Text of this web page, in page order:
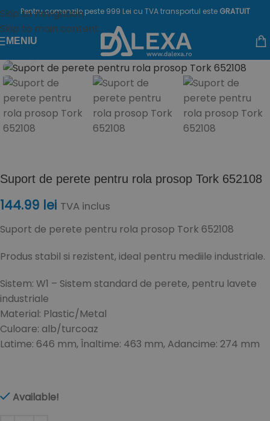
Skip to navigation
Skip to main content
Pentru comenzile peste 999 Lei cu TVA transportul este GRATUIT
MENIU
Click to enlarge
Suport de perete pentru rola prosop Tork 652108
144.99 lei TVA inclus
Suport de perete pentru rola prosop Tork 652108
Produs stabil si rezistent, ideal pentru mediile industriale.
Sistem: W1 – Sistem standard de perete, pentru lavete
industriale
Material: Plastic/Metal
Culoare: alb/turcoaz
Latime: 646 mm, Înaltime: 463 mm, Adancime: 274 mm
Available!